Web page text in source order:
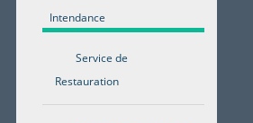
Intendance
Service de
Restauration